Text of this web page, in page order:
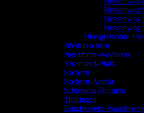
Hessenweg
Hessenweg
Hessenweg
Übergreifende
Niedersachsen
Nordrhein-Westfalen
Rheinland-Pfalz
Sachsen
Sachsen-Anhalt
Schleswig-Holstein
Thüringen
Bundesweite